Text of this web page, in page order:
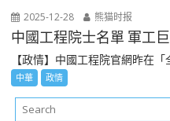
2025-12-28 熊猫时报
中國工程院士名單 軍工
【政情】中國工程院官網昨在「
中華 政情